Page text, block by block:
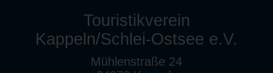
Touristikverein
Kappeln/Schlei-Ostsee e.V.
Mühlenstraße 24